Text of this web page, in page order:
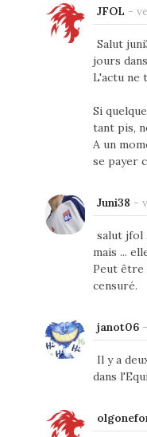
JFOL -
Salut
jours
L'actu ne
Si
tant pis,
A un
se payer
Juni38 -
salut jfol
mais ...
Peut être
censuré.
janot06-
Il y a
dans